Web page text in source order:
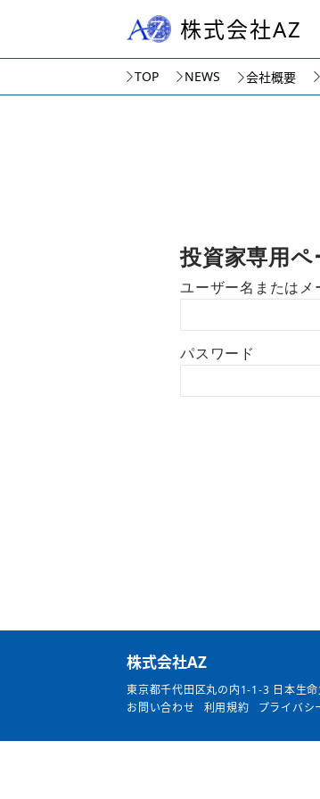
株式会社AZ
TOP NEWS 会社概要
投資家専用
ユーザー名またはメ
パスワード
​株式会社AZ
東京都千代田区丸の内1-1-3 日本生
お問い合わせ
利用規約 プライバシ